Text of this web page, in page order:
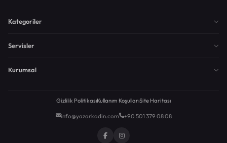
Kategoriler
Servisler
Kurumsal
Gizlilik PolitikasıKullanım KoşullarıSite Haritası
info@yazarkadin.com +90 501 379 08 08